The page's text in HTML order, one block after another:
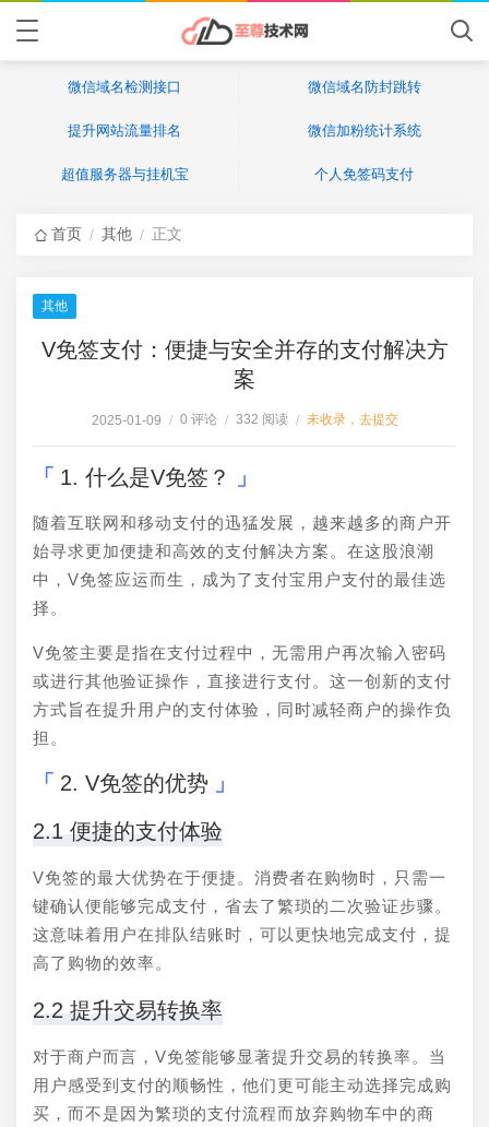
微信域名检测接口 微信域名防封跳转
提升网站流量排名 微信加粉统计系统
超值服务器与挂机宝 个人免签码支付
首页 / 其他 / 正文
其他
V免签支付：便捷与安全并存的支付解决方
案
2025-01-09 / 0 评论 / 332 阅读 / 未收录，去提交
1. 什么是V免签？
随着互联网和移动支付的迅猛发展，越来越多的商户开
始寻求更加便捷和高效的支付解决方案。在这股浪潮
中，V免签应运而生，成为了支付宝用户支付的最佳选
择。
V免签主要是指在支付过程中，无需用户再次输入密码
或进行其他验证操作，直接进行支付。这一创新的支付
方式旨在提升用户的支付体验，同时减轻商户的操作负
担。
2. V免签的优势
2.1 便捷的支付体验
V免签的最大优势在于便捷。消费者在购物时，只需一
键确认便能够完成支付，省去了繁琐的二次验证步骤。
这意味着用户在排队结账时，可以更快地完成支付，提
高了购物的效率。
2.2 提升交易转换率
对于商户而言，V免签能够显著提升交易的转换率。当
用户感受到支付的顺畅性，他们更可能主动选择完成购
买，而不是因为繁琐的支付流程而放弃购物车中的商